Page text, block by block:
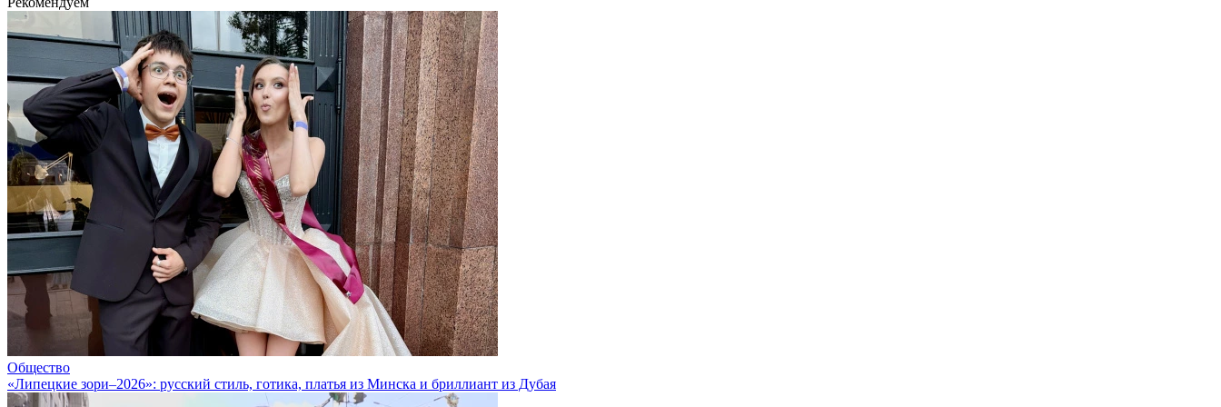
Общество
«Липецкие зори–2026»: русский стиль, готика, платья из Минска и бриллиант из Дубая